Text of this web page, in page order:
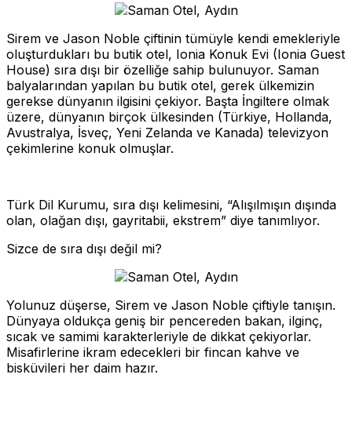
Sirem ve Jason Noble çiftinin tümüyle kendi emekleriyle
oluşturdukları bu butik otel, Ionia Konuk Evi (Ionia Guest
House) sıra dışı bir özelliğe sahip bulunuyor. Saman
balyalarından yapılan bu butik otel, gerek ülkemizin
gerekse dünyanın ilgisini çekiyor. Başta İngiltere olmak
üzere, dünyanın birçok ülkesinden (Türkiye, Hollanda,
Avustralya, İsveç, Yeni Zelanda ve Kanada) televizyon
çekimlerine konuk olmuşlar.
Türk Dil Kurumu, sıra dışı kelimesini, “Alışılmışın dışında
olan, olağan dışı, gayritabii, ekstrem” diye tanımlıyor.
Sizce de sıra dışı değil mi?
Yolunuz düşerse, Sirem ve Jason Noble çiftiyle tanışın.
Dünyaya oldukça geniş bir pencereden bakan, ilginç,
sıcak ve samimi karakterleriyle de dikkat çekiyorlar.
Misafirlerine ikram edecekleri bir fincan kahve ve
bisküvileri her daim hazır.